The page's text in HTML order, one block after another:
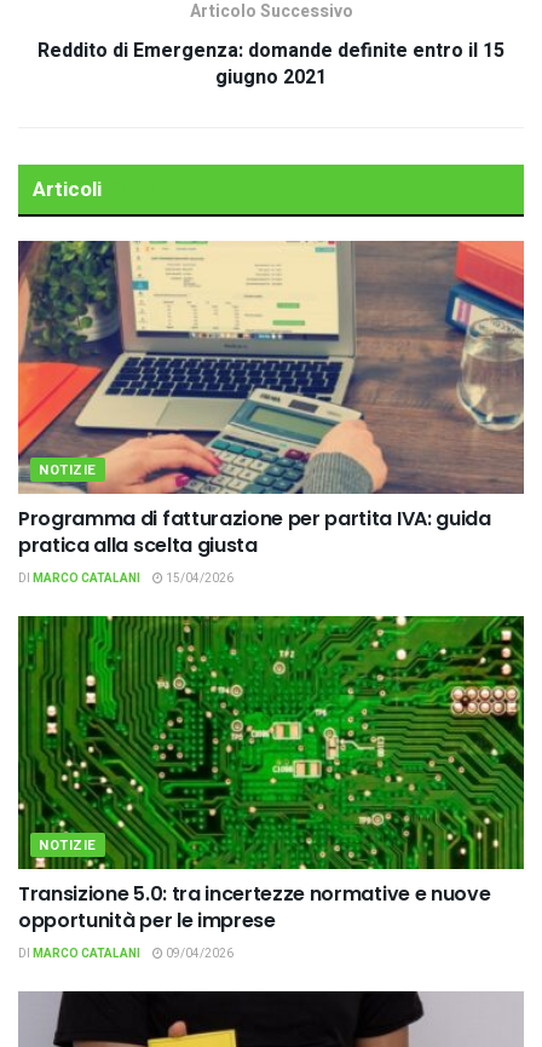
Articolo Successivo
Reddito di Emergenza: domande definite entro il 15
giugno 2021
Articoli
NOTIZIE
Programma di fatturazione per partita IVA: guida
pratica alla scelta giusta
DI MARCO CATALANI 15/04/2026
NOTIZIE
Transizione 5.0: tra incertezze normative e nuove
opportunità per le imprese
DI MARCO CATALANI 09/04/2026